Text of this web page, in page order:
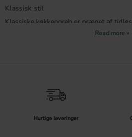
Klassisk stil
Klassiske køkkengreb er præget af
mønstre. Greb i poleret eller ubehandlet
mere rustik og traditionel design.
er populære valg. Disse greb giver en
Hurtige leveringer